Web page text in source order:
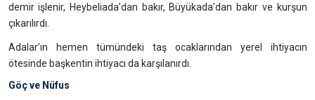
demir işlenir, Heybeliada’dan bakır, Büyükada’dan bakır ve kurşun
çıkarılırdı.
Adalar’ın hemen tümündeki taş ocaklarından yerel ihtiyacın
ötesinde başkentin ihtiyacı da karşılanırdı.
Göç ve Nüfus